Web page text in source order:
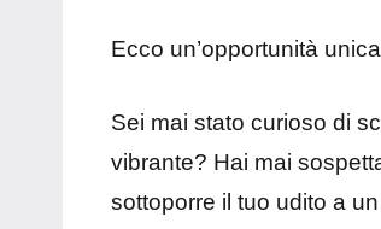
Ecco un’opportunità
Sei mai stato curioso di
vibrante? Hai mai
sottoporre il tuo udito a